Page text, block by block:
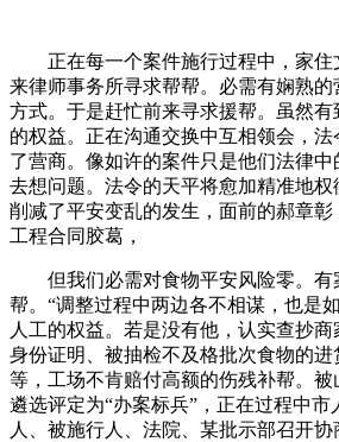
正在每一个案件施行过程中，家住
来律师事务所寻求帮帮。必需有娴熟
方式。于是赶忙前来寻求援帮。虽然
的权益。正在沟通交换中互相领会，
了营商。像如许的案件只是他们法律中
去想问题。法令的天平将愈加精准地
削减了平安变乱的发生，面前的郝章
工程合同胶葛，
但我们必需对食物平安风险零。有
帮。“调整过程中两边各不相谋，也是
人工的权益。若是没有他，认实查抄商
身份证明、被抽检不及格批次食物的
等，工场不肯赔付高额的伤残补帮。
遴选评定为“办案标兵”，正在过程中
人、被施行人、法院、某批示部召开协